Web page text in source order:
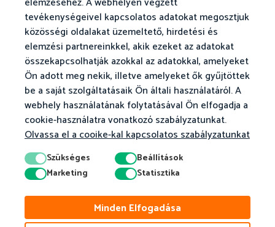
tevékenységeivel kapcsolatos adatokat megosztjuk
közösségi oldalakat üzemeltető, hirdetési és
elemzési partnereinkkel, akik ezeket az adatokat
összekapcsolhatják azokkal az adatokkal, amelyeket
Ön adott meg nekik, illetve amelyeket ők gyűjtöttek
be a saját szolgáltatásaik Ön általi használatáról. A
webhely használatának folytatásával Ön elfogadja a
cookie-használatra vonatkozó szabályzatunkat.
Olvassa el a cooike-kal kapcsolatos szabályzatunkat
Szükséges
Beállítások
Marketing
Statisztika
Minden Elfogadása
© 2026 Matific. Minden jog fenntartva.
Feltételek Cookie-Szabályzat